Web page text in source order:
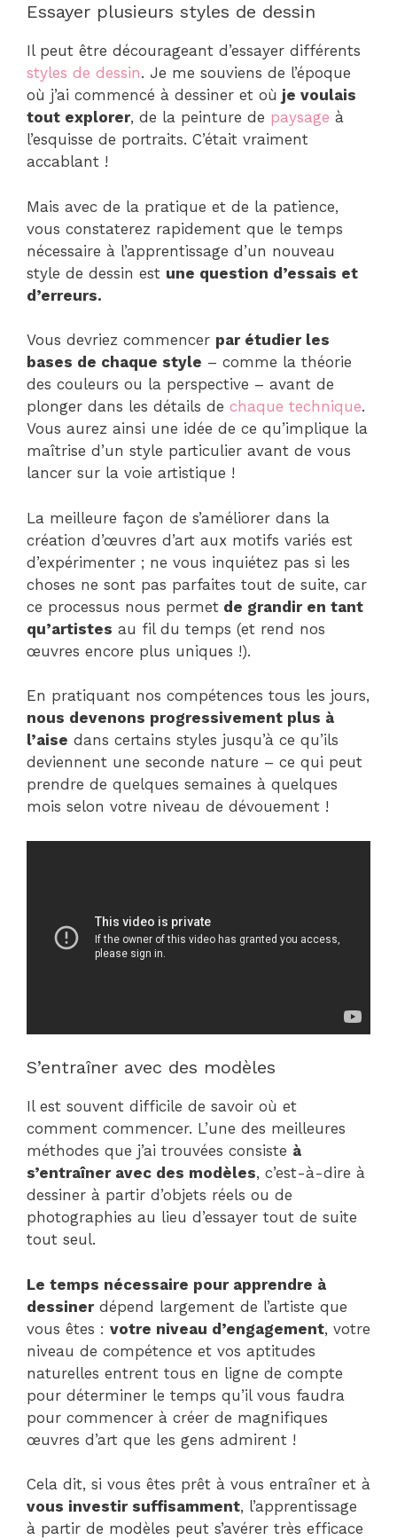
Essayer plusieurs styles de dessin
Il peut être décourageant d’essayer différents
styles de dessin. Je me souviens de l’époque
où j’ai commencé à dessiner et où je voulais
tout explorer, de la peinture de paysage à
l’esquisse de portraits. C’était vraiment
accablant !
Mais avec de la pratique et de la patience,
vous constaterez rapidement que le temps
nécessaire à l’apprentissage d’un nouveau
style de dessin est une question d’essais et
d’erreurs.
Vous devriez commencer par étudier les
bases de chaque style – comme la théorie
des couleurs ou la perspective – avant de
plonger dans les détails de chaque technique.
Vous aurez ainsi une idée de ce qu’implique la
maîtrise d’un style particulier avant de vous
lancer sur la voie artistique !
La meilleure façon de s’améliorer dans la
création d’œuvres d’art aux motifs variés est
d’expérimenter ; ne vous inquiétez pas si les
choses ne sont pas parfaites tout de suite, car
ce processus nous permet de grandir en tant
qu’artistes au fil du temps (et rend nos
œuvres encore plus uniques !).
En pratiquant nos compétences tous les jours,
nous devenons progressivement plus à
l’aise dans certains styles jusqu’à ce qu’ils
deviennent une seconde nature – ce qui peut
prendre de quelques semaines à quelques
mois selon votre niveau de dévouement !
S’entraîner avec des modèles
Il est souvent difficile de savoir où et
comment commencer. L’une des meilleures
méthodes que j’ai trouvées consiste à
s’entraîner avec des modèles, c’est-à-dire à
dessiner à partir d’objets réels ou de
photographies au lieu d’essayer tout de suite
tout seul.
Le temps nécessaire pour apprendre à
dessinerdépend largement de l’artiste que
vous êtes : votre niveau d’engagement, votre
niveau de compétence et vos aptitudes
naturelles entrent tous en ligne de compte
pour déterminer le temps qu’il vous faudra
pour commencer à créer de magnifiques
œuvres d’art que les gens admirent !
Cela dit, si vous êtes prêt à vous entraîner et à
vous investir suffisamment, l’apprentissage
à partir de modèles peut s’avérer très efficace